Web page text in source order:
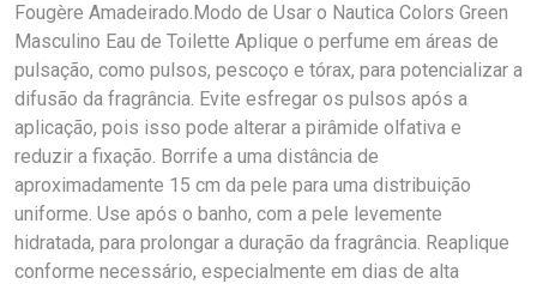
Fougère Amadeirado.Modo de Usar o Nautica Colors Green
Masculino Eau de Toilette Aplique o perfume em áreas de
pulsação, como pulsos, pescoço e tórax, para potencializar a
difusão da fragrância. Evite esfregar os pulsos após a
aplicação, pois isso pode alterar a pirâmide olfativa e
reduzir a fixação. Borrife a uma distância de
aproximadamente 15 cm da pele para uma distribuição
uniforme. Use após o banho, com a pele levemente
hidratada, para prolongar a duração da fragrância. Reaplique
conforme necessário, especialmente em dias de alta